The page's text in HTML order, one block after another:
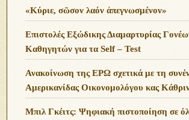
«Κύριε, σῶσον λαόν ἀπεγνωσμένον»
Επιστολές Εξώδικης Διαμαρτυρίας
Καθηγητών για τα Self – Test
Ανακοίνωση της ΕΡΩ σχετικά με τη
Αμερικανίδας Οικονομολόγου κας
Μπιλ Γκέιτς: Ψηφιακή πιστοποίηση σε